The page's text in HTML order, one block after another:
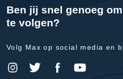
Ben jij snel genoeg
te volgen?
Volg Max op social media en